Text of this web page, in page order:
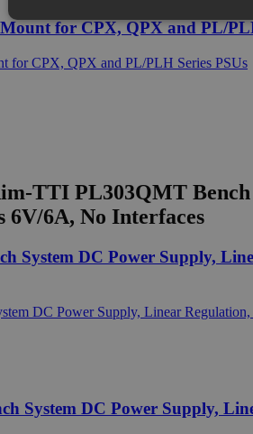
for CPX, QPX and PL/
TTI PL303QMT Bench
6V/6A, No Interfaces
System DC Power Supply,
System DC Power Supply,